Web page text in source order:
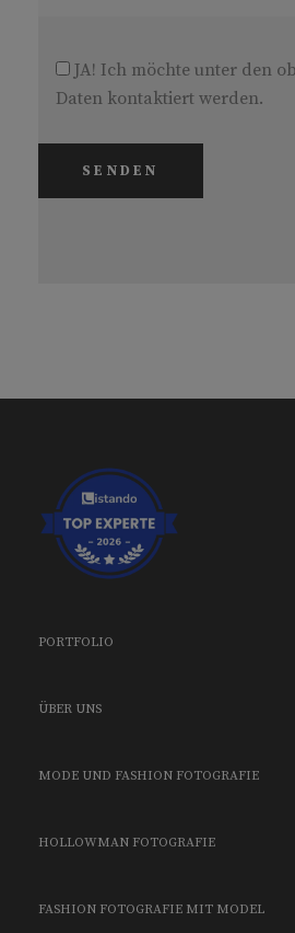
JA! Ich möchte unter den
Daten kontaktiert werden.
PORTFOLIO
ÜBER UNS
MODE UND FASHION FOTOGRAFIE
HOLLOWMAN FOTOGRAFIE
FASHION FOTOGRAFIE MIT MODEL